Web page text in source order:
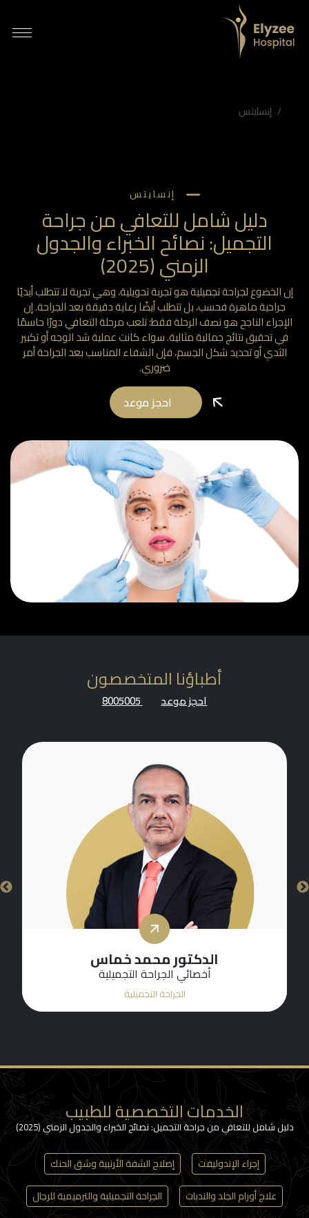
إنسايتس
إنسايتس
دليل شامل للتعافي من جراحة
التجميل: نصائح الخبراء والجدول
الزمني (2025)
إن الخضوع لجراحة تجميلية هو تجربة تحويلية، وهي تجربة لا تتطلب أيديًا
جراحية ماهرة فحسب، بل تتطلب أيضًا رعاية دقيقة بعد الجراحة. إن
الإجراء الناجح هو نصف الرحلة فقط؛ تلعب مرحلة التعافي دورًا حاسمًا
في تحقيق نتائج جمالية مثالية. سواء كانت عملية شد الوجه أو تكبير
الثدي أو تحديد شكل الجسم، فإن الشفاء المناسب بعد الجراحة أمر
ضروري.
احجز موعد
أطباؤنا المتخصصون
احجز موعد 8005005
الدكتور عماد دنان
أخصائي الجراحة التجميلية
الجراحة التجميلية
الخدمات التخصصية للطبيب
دليل شامل للتعافي من جراحة التجميل: نصائح الخبراء والجدول الزمني (2025)
إجراء الإندوليفت
إصلاح الشفة الأرنبية وشق الحنك
علاج أورام الجلد والندبات
الجراحة التجميلية والترميمية للرجال